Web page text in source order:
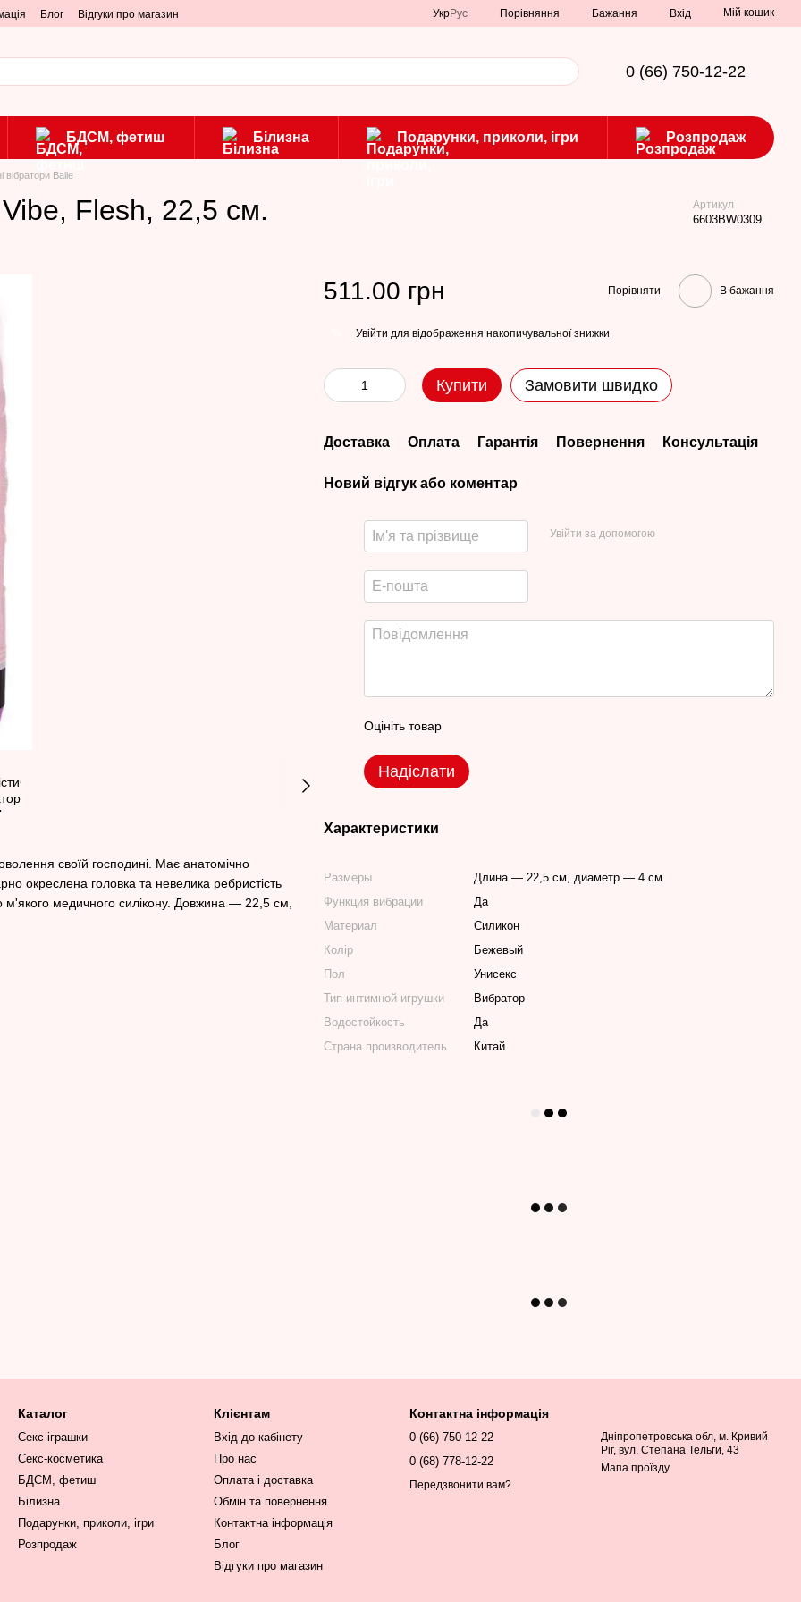
Блог Відгуки про магазин УкрРус Порівняння Бажання Вхід Мій кошик
0 (66) 750-12-22
БДСМ, фетиш Білизна Подарунки, приколи, ігри Розпродаж
вібратори Baile
Vibe, Flesh, 22,5 см. Артикул
6603BW0309
своїй господині. Має анатомічно
окреслена головка та невелика ребристість
м'якого медичного силікону. Довжина — 22,5 см,
511.00 грн Порівняти В бажання
Увійти для відображення накопичувальної знижки
Купити Замовити швидко
Доставка Оплата Гарантія Повернення Консультація
Новий відгук або коментар
Увійти за допомогою
Оцініть товар
Надіслати
Характеристики
Размеры
Длина ― 22,5 см, диаметр ― 4 см
Функция вибрации
Да
Материал
Силикон
Колір
Бежевый
Пол
Унисекс
Тип интимной игрушки
Вибратор
Водостойкость
Да
Страна производитель
Китай
Каталог
Секс-іграшки
Секс-косметика
БДСМ, фетиш
Білизна
Подарунки, приколи, ігри
Розпродаж
Клієнтам
Вхід до кабінету
Про нас
Оплата і доставка
Обмін та повернення
Контактна інформація
Блог
Відгуки про магазин
Контактна інформація
0 (66) 750-12-22
0 (68) 778-12-22
Передзвонити вам?
Дніпропетровська обл, м. Кривий
Ріг, вул. Степана Тельги, 43
Мапа проїзду